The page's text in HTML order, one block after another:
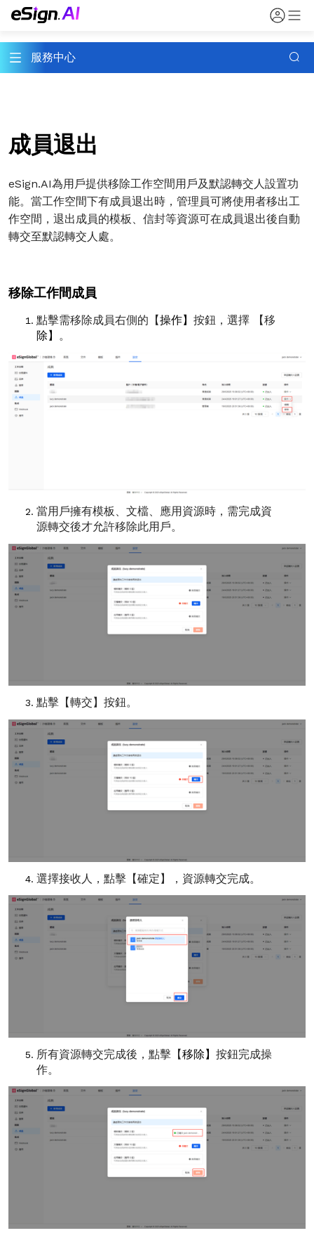
服務中心
成員退出
eSign.AI為用戶提供移除工作空間用戶及默認轉交人設置功
能。當工作空間下有成員退出時，管理員可將使用者移出工
作空間，退出成員的模板、信封等資源可在成員退出後自動
轉交至默認轉交人處。
移除工作間成員
點擊需移除成員右側的【操作】 按鈕，選擇 【移
除】 。
當用戶擁有模板、文檔、應用資源時，需完成資
源轉交後才允許移除此用戶。
點擊【轉交】按鈕。
選擇接收人，點擊【確定】 ， 資源轉交完成。
所有資源轉交完成後，點擊【移除】 按鈕完成操
作。